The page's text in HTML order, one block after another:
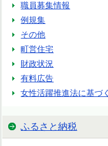
職員募集情報
例規集
その他
町営住宅
財政状況
有料広告
女性活躍推進法に基づ
ふるさと納税